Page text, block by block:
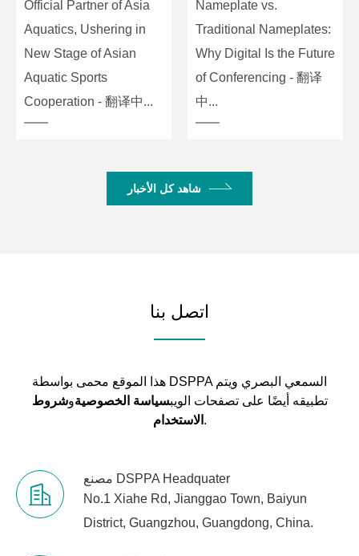
Official Partner of Asia
Aquatics, Ushering in
New Stage of Asian
Aquatic Sports
Cooperation - 翻译中...
Nameplate vs.
Traditional Nameplates:
Why Digital Is the Future
of Conferencing - 翻译
中...
شاهد كل الأخبار
اتصل بنا
هذا الموقع محمى بواسطة DSPPA السمعي البصري ويتم
تطبيقه أيضًا على تصفحات الويبسياسة الخصوصيةوشروط
الاستخدام .
مصنع DSPPA Headquater
No.1 Xiahe Rd, Jianggao Town, Baiyun
District, Guangzhou, Guangdong, China.